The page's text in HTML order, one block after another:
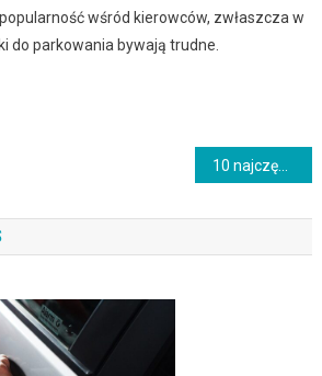
wśród kierowców, zwłaszcza w
do parkowania bywają trudne.
10 najczęstszych powodów, dla których Twój samochód nie działa